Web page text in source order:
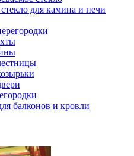
для камина и печи
балконов и кровли